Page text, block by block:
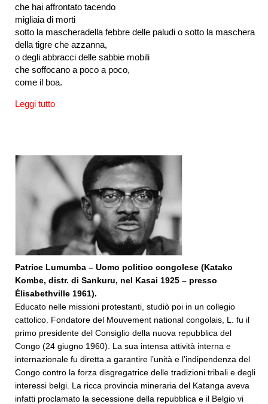
che hai affrontato tacendo
migliaia di morti
sotto la mascheradella febbre delle paludi o sotto la maschera
della tigre che azzanna,
o degli abbracci delle sabbie mobili
che soffocano a poco a poco,
come il boa.
Leggi tutto
Patrice Lumumba – Uomo politico congolese (Katako
Kombe, distr. di Sankuru, nel Kasai 1925 – presso
Élisabethville 1961).
Educato nelle missioni protestanti, studiò poi in un collegio
cattolico. Fondatore del Mouvement national congolais, L. fu il
primo presidente del Consiglio della nuova repubblica del
Congo (24 giugno 1960). La sua intensa attività interna e
internazionale fu diretta a garantire l’unità e l’indipendenza del
Congo contro la forza disgregatrice delle tradizioni tribali e degli
interessi belgi. La ricca provincia mineraria del Katanga aveva
infatti proclamato la secessione della repubblica e il Belgio vi